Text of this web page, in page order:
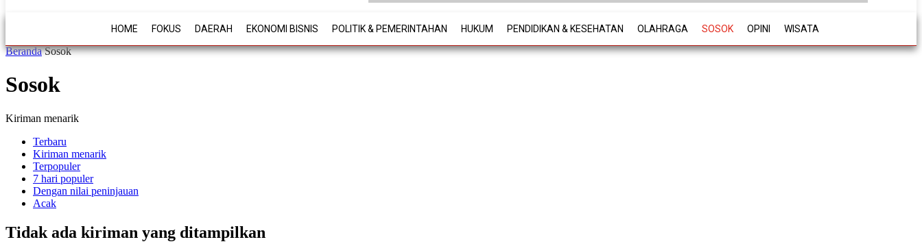
HOME FOKUS DAERAH EKONOMI BISNIS POLITIK & PEMERINTAHAN HUKUM PENDIDIKAN & KESEHATAN OLAHRAGA SOSOK OPINI WISATA
Beranda Sosok
Sosok
Kiriman menarik
Terbaru
Kiriman menarik
Terpopuler
7 hari populer
Dengan nilai peninjauan
Acak
Tidak ada kiriman yang ditampilkan